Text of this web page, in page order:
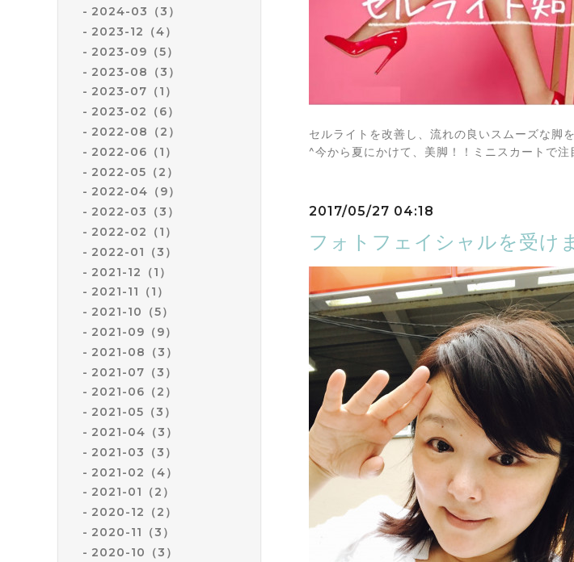
2024-03（3）
2023-12（4）
2023-09（5）
2023-08（3）
2023-07（1）
2023-02（6）
2022-08（2）
2022-06（1）
2022-05（2）
2022-04（9）
2022-03（3）
2022-02（1）
2022-01（3）
2021-12（1）
2021-11（1）
2021-10（5）
2021-09（9）
2021-08（3）
2021-07（3）
2021-06（2）
2021-05（3）
2021-04（3）
2021-03（3）
2021-02（4）
2021-01（2）
2020-12（2）
2020-11（3）
2020-10（3）
セルライトを改善し、流れの良いスムーズな脚
^今から夏にかけて、美脚！！ミニスカートで注
2017/05/27 04:18
フォトフェイシャルを受け